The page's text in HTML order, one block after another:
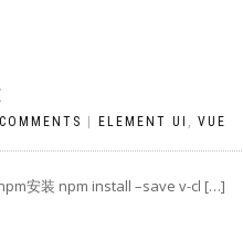
ELEMENT UI , VUE
安装 npm install –save v-cl […]